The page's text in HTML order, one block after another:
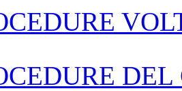
DEL